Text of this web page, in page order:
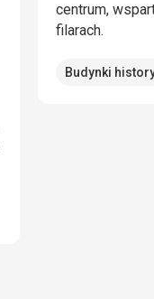
centrum,
filarach.
Budynki